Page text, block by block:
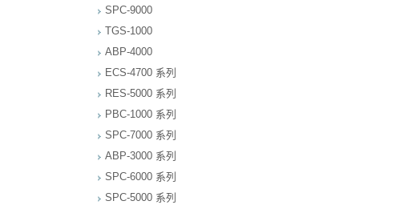
SPC-9000
TGS-1000
ABP-4000
ECS-4700 系列
RES-5000 系列
PBC-1000 系列
SPC-7000 系列
ABP-3000 系列
SPC-6000 系列
SPC-5000 系列